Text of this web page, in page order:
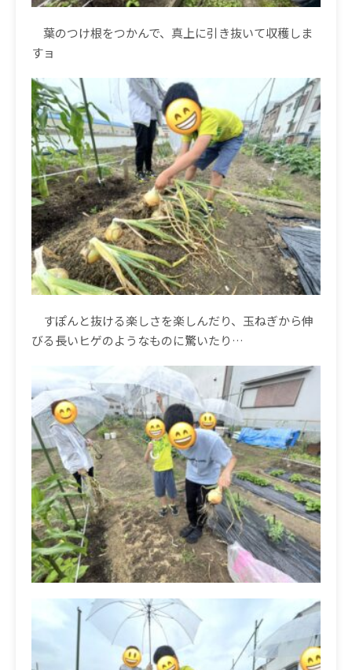
葉のつけ根をつかんで、真上に引き抜いて収穫しま
すョ
すぽんと抜ける楽しさを楽しんだり、玉ねぎから伸
びる長いヒゲのようなものに驚いたり …